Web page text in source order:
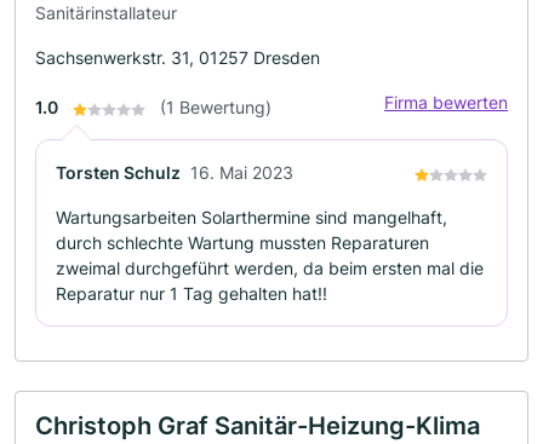
Sanitärinstallateur
Sachsenwerkstr. 31, 01257 Dresden
1.0 (1 Bewertung) Firma bewerten
Torsten Schulz 16. Mai 2023
Wartungsarbeiten Solarthermine sind mangelhaft,
durch schlechte Wartung mussten Reparaturen
zweimal durchgeführt werden, da beim ersten mal die
Reparatur nur 1 Tag gehalten hat!!
Christoph Graf Sanitär-Heizung-Klima